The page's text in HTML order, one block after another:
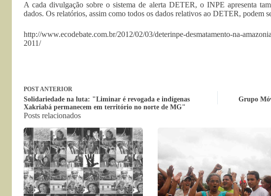
A cada divulgação sobre o sistema de alerta DETER, o INPE apresenta
dados. Os relatórios, assim como todos os dados relativos ao DETER, podem
http://www.ecodebate.com.br/2012/02/03/deterinpe-desmatamento-na-
2011/
POSTANTERIOR
Solidariedade na luta: "Liminar é revogada e indígenas
Xakriabá permanecem em território no norte de MG"
Grupo
Posts relacionados